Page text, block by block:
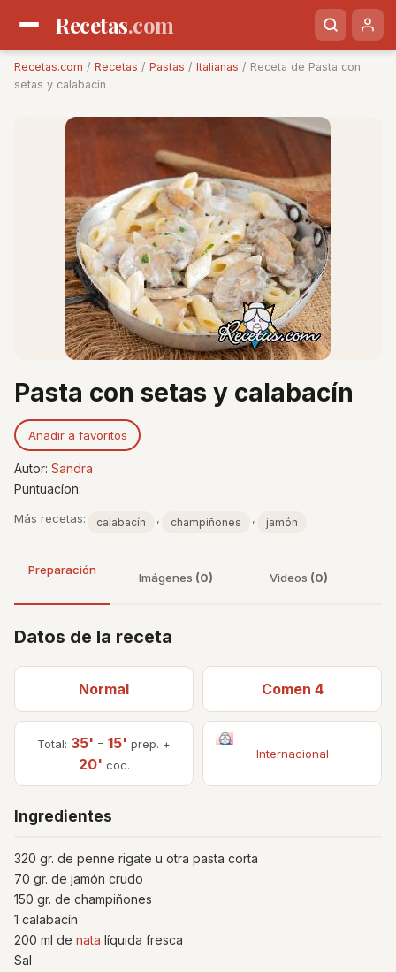
Recetas.com
Recetas.com / Recetas / Pastas / Italianas / Receta de Pasta con
setas y calabacín
Pasta con setas y calabacín
Añadir a favoritos
Autor: Sandra
Puntuacíon:
Más recetas: calabacín , champiñones , jamón
Preparación
Imágenes (0) Videos (0)
Datos de la receta
Normal Comen 4
Total: 35' = 15' prep. +
20' coc.
Internacional
Ingredientes
320 gr. de penne rigate u otra pasta corta
70 gr. de jamón crudo
150 gr. de champiñones
1 calabacín
200 ml de nata líquida fresca
Sal